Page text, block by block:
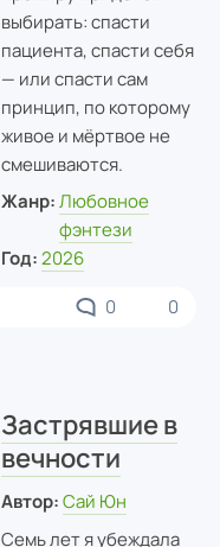
выбирать: спасти
пациента, спасти себя
— или спасти сам
принцип, по которому
живое и мёртвое не
смешиваются.
Жанр: Любовное
фэнтези
Год: 2026
0 0
Застрявшие в
вечности
Автор: Сай Юн
Семь лет я убеждала